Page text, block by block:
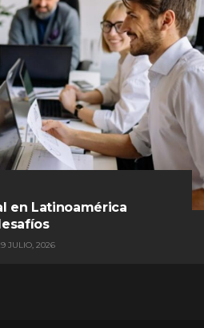
en Latinoamérica
JULIO, 2026